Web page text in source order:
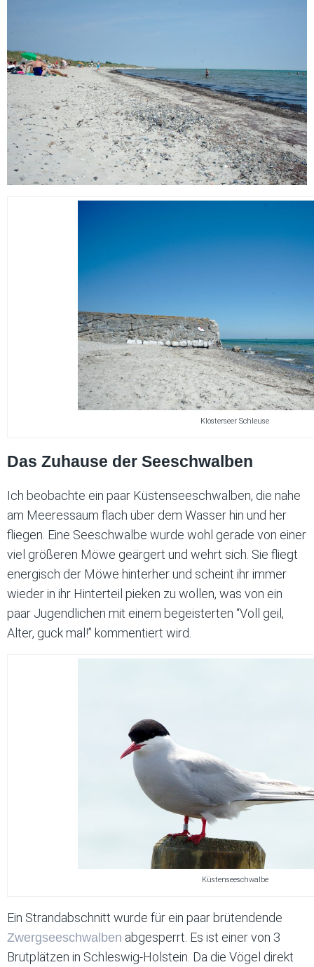
Klosterseer Schleuse
Das Zuhause der Seeschwalben
Ich beobachte ein paar Küstenseeschwalben, die nahe
am Meeressaum flach über dem Wasser hin und her
fliegen. Eine Seeschwalbe wurde wohl gerade von einer
viel größeren Möwe geärgert und wehrt sich. Sie fliegt
energisch der Möwe hinterher und scheint ihr immer
wieder in ihr Hinterteil pieken zu wollen, was von ein
paar Jugendlichen mit einem begeisterten “Voll geil,
Alter, guck mal!” kommentiert wird.
Küstenseeschwalbe
Ein Strandabschnitt wurde für ein paar brütendende
Zwergseeschwalben abgesperrt. Es ist einer von 3
Brutplätzen in Schleswig-Holstein. Da die Vögel direkt